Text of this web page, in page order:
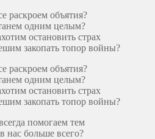
раскроем объятия?
одним целым?
остановить страх
закопать топор войны?
раскроем объятия?
одним целым?
остановить страх
закопать топор войны?
помогаем тем
нас больше всего?